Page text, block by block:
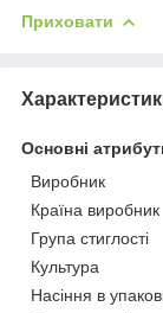
Приховати
Основні
Виробник
Країна виробник
Група стиглості
Культура
Насіння в